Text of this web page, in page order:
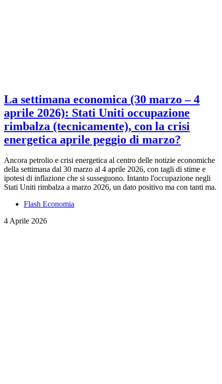
La settimana economica (30 marzo – 4
aprile 2026): Stati Uniti occupazione
rimbalza (tecnicamente), con la crisi
energetica aprile peggio di marzo?
Ancora petrolio e crisi energetica al centro delle notizie economiche
della settimana dal 30 marzo al 4 aprile 2026, con tagli di stime e
ipotesi di inflazione che si susseguono. Intanto l'occupazione negli
Stati Uniti rimbalza a marzo 2026, un dato positivo ma con tanti ma.
Flash Economia
4 Aprile 2026